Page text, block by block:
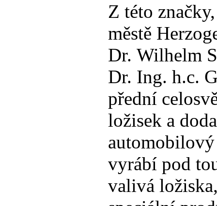
Z této
městě
Dr. Wilhelm
Dr. Ing. h.c.
přední
ložisek a
vyrábí pod
valivá